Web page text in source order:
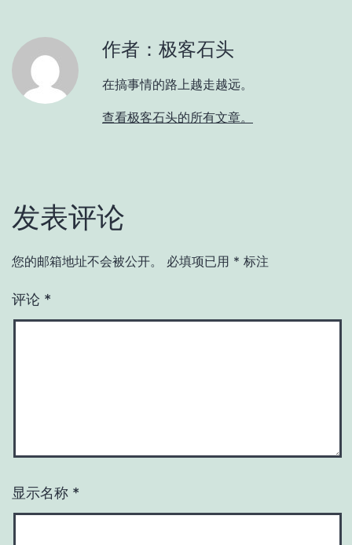
作者：极客石头
在搞事情的路上越走越远。
查看极客石头的所有文章。
发表评论
您的邮箱地址不会被公开。 必填项已用 * 标注
评论 *
显示名称 *